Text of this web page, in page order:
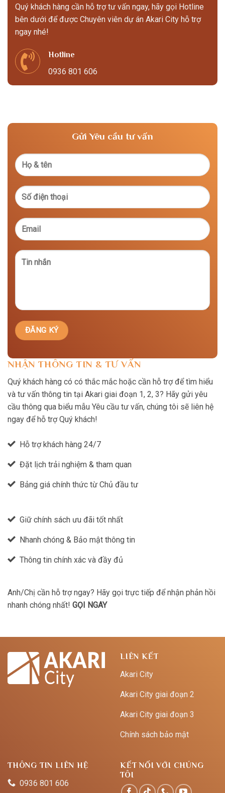
Quý khách hàng cần hỗ trợ tư vấn ngay, hãy gọi Hotline
bên dưới để được Chuyên viên dự án Akari City hỗ trợ
ngay nhé!
Hotline
0936 801 606
Gửi Yêu cầu tư vấn
NHẬN THÔNG TIN & TƯ VẤN
Quý khách hàng có có thắc mắc hoặc cần hỗ trợ để tìm hiểu
và tư vấn thông tin tại Akari giai đoạn 1, 2, 3? Hãy gửi yêu
cầu thông qua biểu mẫu Yêu cầu tư vấn, chúng tôi sẽ liên hệ
ngay để hỗ trợ Quý khách!
Hỗ trợ khách hàng 24/7
Đặt lịch trải nghiệm & tham quan
Bảng giá chính thức từ Chủ đầu tư
Giữ chính sách ưu đãi tốt nhất
Nhanh chóng & Bảo mật thông tin
Thông tin chính xác và đầy đủ
Anh/Chị cần hỗ trợ ngay? Hãy gọi trực tiếp để nhận phản hồi
nhanh chóng nhất! GỌI NGAY
LIÊN KẾT
Akari City
Akari City giai đoạn 2
Akari City giai đoạn 3
Chính sách bảo mật
THÔNG TIN LIÊN HỆ
0936 801 606
KẾT NỐI VỚI CHÚNG
TÔI